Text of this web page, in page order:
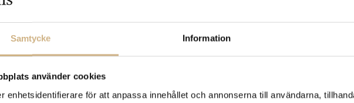
Samtycke Information
använder cookies
enhetsidentifierare för att anpassa innehållet och annonserna till användarna,